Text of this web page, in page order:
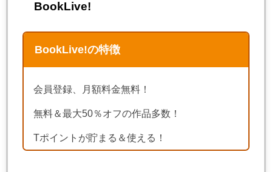
BookLive!
BookLive!の特徴
会員登録、月額料金無料！
無料＆最大50％オフの作品多数！
Tポイントが貯まる＆使える！